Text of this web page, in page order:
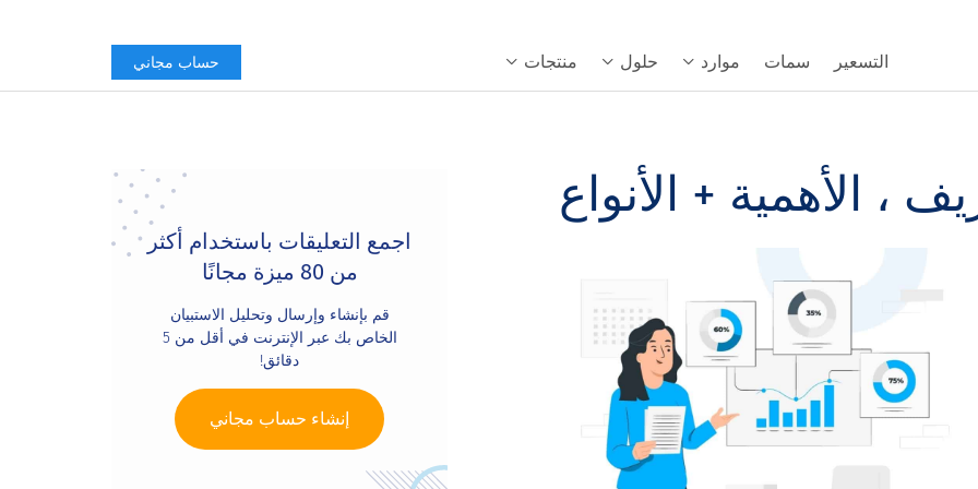
منتجات حلول موارد سمات التسعير حساب مجاني
، الأهمية + الأنواع
Sidebar
اجمع التعليقات باستخدام أكثر
من 80 ميزة مجانًا
قم بإنشاء وإرسال وتحليل الاستبيان
الخاص بك عبر الإنترنت في أقل من 5
دقائق!
إنشاء حساب مجاني